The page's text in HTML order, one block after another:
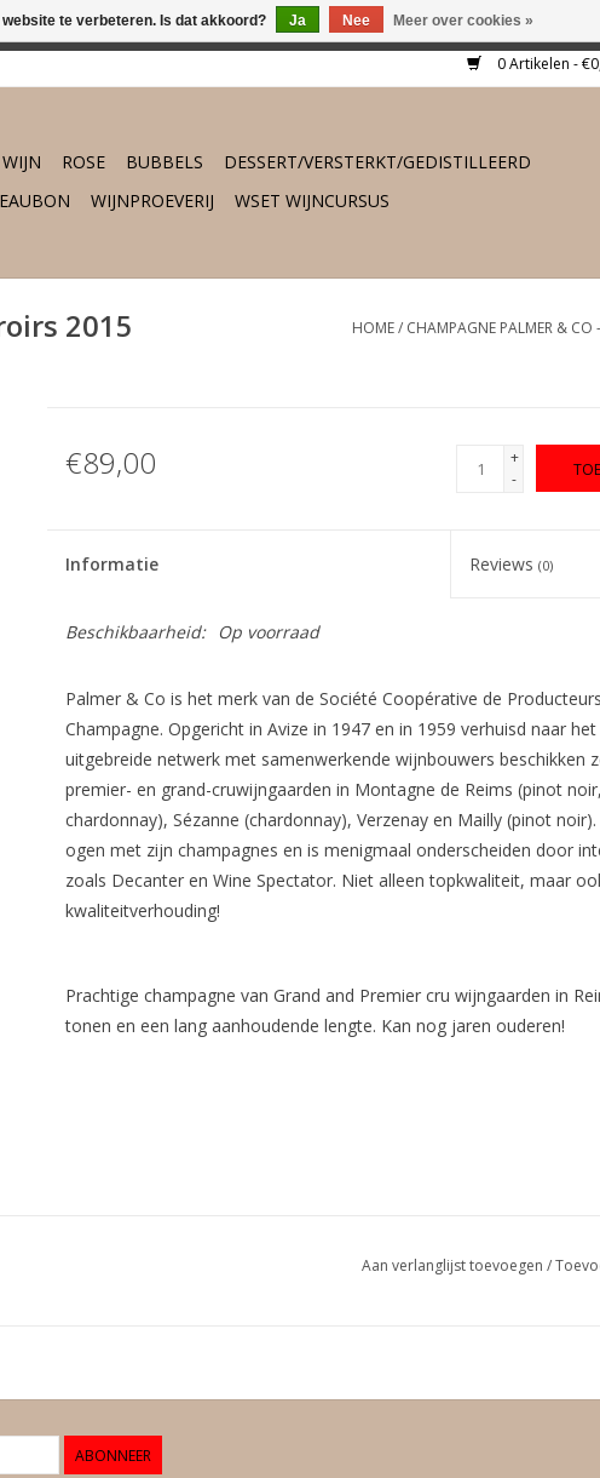
0 Artikelen -
ROSE BUBBELS
DESSERT/VERSTERKT/GEDISTILLEERD
WIJNPROEVERIJ WSET WIJNCURSUS
2015
HOME/ CHAMPAGNE PALMER & CO
€89,00
+
-
Informatie Reviews(0)
Beschikbaarheid: Op voorraad
Palmer & Co is het merk van de Société Coopérative de
Champagne. Opgericht in Avize in 1947 en in 1959 verhuisd naar
uitgebreide netwerk met samenwerkende wijnbouwers beschikken
premier- en grand-cruwijngaarden in Montagne de Reims (pinot
chardonnay), Sézanne (chardonnay), Verzenay en Mailly (pinot
ogen met zijn champagnes en is menigmaal onderscheiden door
zoals Decanter en Wine Spectator. Niet alleen topkwaliteit, maar
kwaliteitverhouding!
Prachtige champagne van Grand and Premier cru wijngaarden in
tonen en een lang aanhoudende lengte. Kan nog jaren ouderen!
Aan verlanglijst toevoegen /
ABONNEER
te verbeteren. Is dat akkoord? Ja Nee Meer over cookies »
gratis thuisbezorgd. Daarbuiten gratis verzending vanaf €175,-